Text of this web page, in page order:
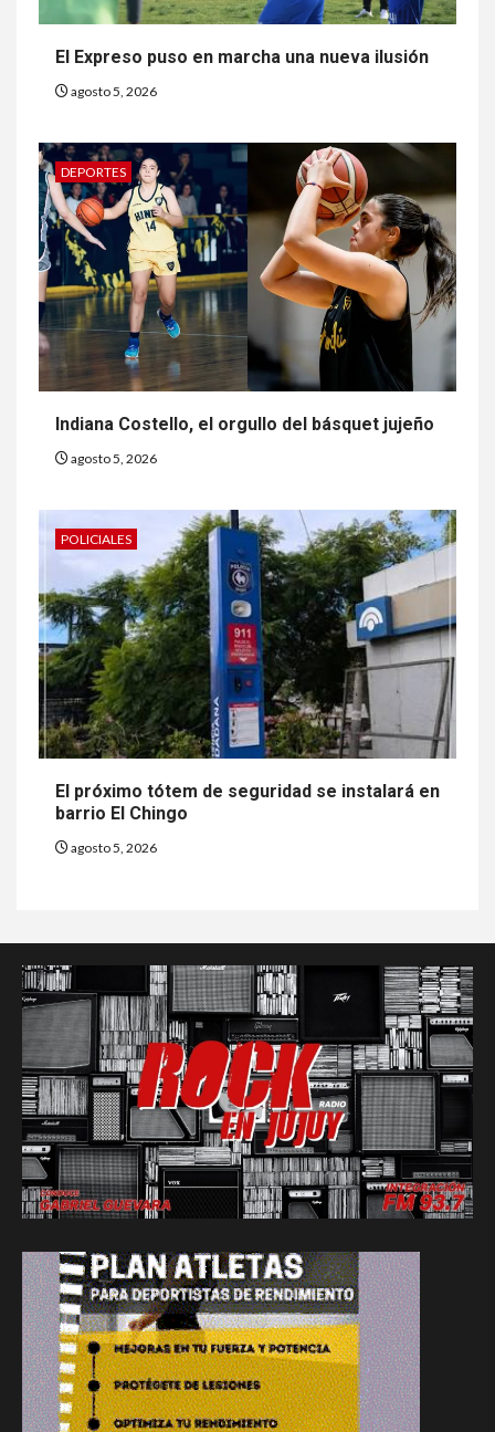
El Expreso puso en marcha una nueva ilusión
agosto 5, 2026
DEPORTES
Indiana Costello, el orgullo del básquet jujeño
agosto 5, 2026
POLICIALES
El próximo tótem de seguridad se instalará en
barrio El Chingo
agosto 5, 2026